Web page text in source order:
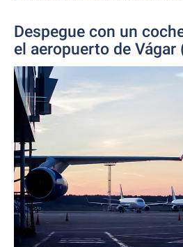
Despegue con un
el aeropuerto de Vágar